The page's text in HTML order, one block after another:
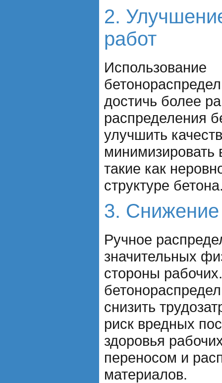
2.
работ
Использование
достичь более
распределения
улучшить
такие как
структуре
3. Снижение
Ручное
значительных
стороны
снизить
риск вредных
здоровья
переносом и
материалов.